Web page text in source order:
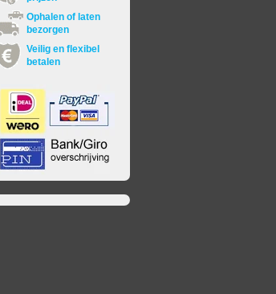
Ophalen of laten
bezorgen
Veilig en flexibel
betalen